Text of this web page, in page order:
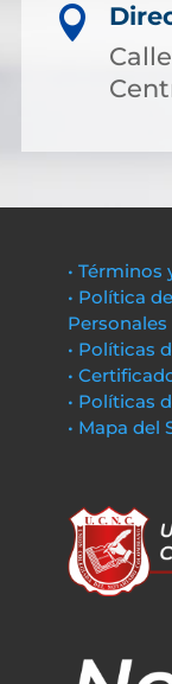

•
• Política
Personales
• Políticas
•
• Políticas
• Mapa del